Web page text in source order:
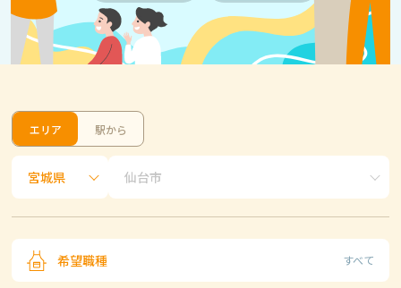
エリア 駅から
希望職種 すべて